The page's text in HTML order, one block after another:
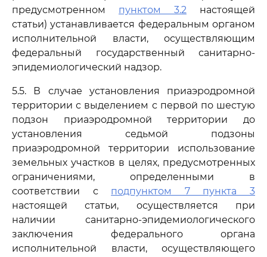
предусмотренном пунктом 3.2 настоящей
статьи) устанавливается федеральным органом
исполнительной власти, осуществляющим
федеральный государственный санитарно-
эпидемиологический надзор.
5.5. В случае установления приаэродромной
территории с выделением с первой по шестую
подзон приаэродромной территории до
установления седьмой подзоны
приаэродромной территории использование
земельных участков в целях, предусмотренных
ограничениями, определенными в
соответствии с подпунктом 7 пункта 3
настоящей статьи, осуществляется при
наличии санитарно-эпидемиологического
заключения федерального органа
исполнительной власти, осуществляющего